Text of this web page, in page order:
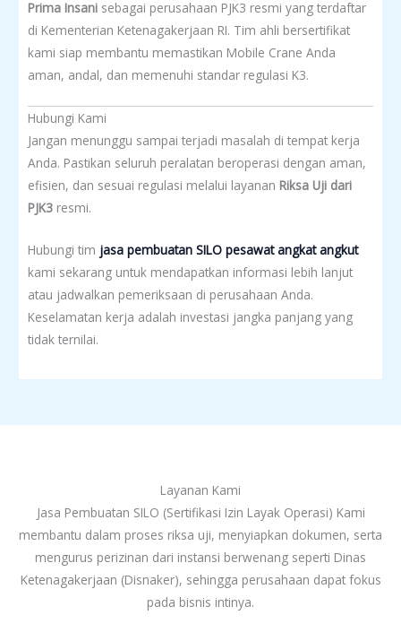
Prima Insani sebagai perusahaan PJK3 resmi yang terdaftar
di Kementerian Ketenagakerjaan RI. Tim ahli bersertifikat
kami siap membantu memastikan Mobile Crane Anda
aman, andal, dan memenuhi standar regulasi K3.
Hubungi Kami
Jangan menunggu sampai terjadi masalah di tempat kerja
Anda. Pastikan seluruh peralatan beroperasi dengan aman,
efisien, dan sesuai regulasi melalui layanan Riksa Uji dari
PJK3 resmi.
Hubungi tim jasa pembuatan SILO pesawat angkat angkut
kami sekarang untuk mendapatkan informasi lebih lanjut
atau jadwalkan pemeriksaan di perusahaan Anda.
Keselamatan kerja adalah investasi jangka panjang yang
tidak ternilai.
Layanan Kami
Jasa Pembuatan SILO (Sertifikasi Izin Layak Operasi) Kami
membantu dalam proses riksa uji, menyiapkan dokumen, serta
mengurus perizinan dari instansi berwenang seperti Dinas
Ketenagakerjaan (Disnaker), sehingga perusahaan dapat fokus
pada bisnis intinya.